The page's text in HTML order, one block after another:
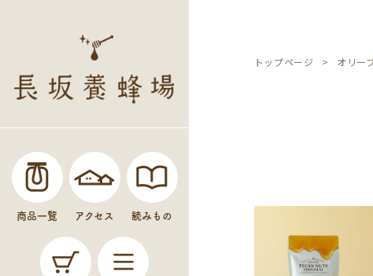
商品一覧 アクセス 読みもの
トップページ オリー